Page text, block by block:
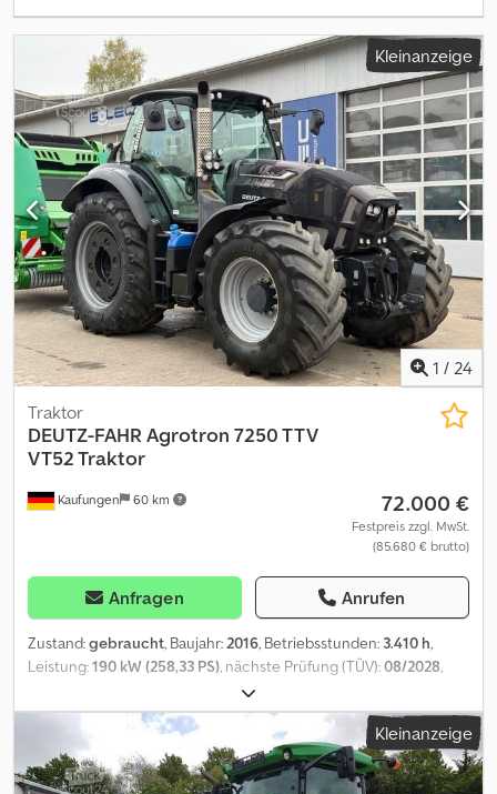
Kleinanzeige
1 / 24
Kaufungen 60 km
Traktor
DEUTZ-FAHR Agrotron 7250 TTV
VT52 Traktor
72.000 €
Festpreis zzgl. MwSt.
(85.680 € brutto)
Anfragen Anrufen
Zustand:gebraucht, Baujahr:2016, Betriebsstunden: 3.410 h,
Leistung:190 kW (258,33 PS), nächste Prüfung (TÜV):08/2028,
Allradantrieb, Klimaanlage
FG50320 Ab sofort zur Verfügung auf unserem Hof in Kaufungen
Mehr INFO unter: * Golec Nutzfahrzeuge GmbH (Deutsch,
English, Bulgarisch, Russisch) * Viktoria Sologubova (Polnisch,
Russisch, Ukrainisch, English) Csdpfx Agsytlldo Hjrf Noch nie
Kleinanzeige